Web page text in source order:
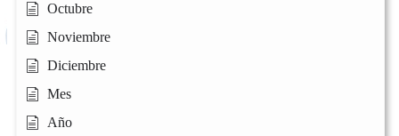
Octubre
Noviembre
Diciembre
Mes
Año